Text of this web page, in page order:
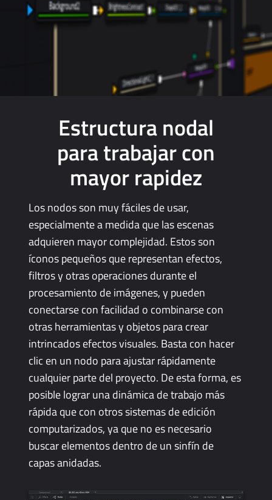
Estructura nodal
para trabajar con
mayor rapidez
Los nodos son muy fáciles de usar,
especialmente a medida que las escenas
adquieren mayor complejidad. Estos son
íconos pequeños que representan efectos,
filtros y otras operaciones durante el
procesamiento de imágenes, y pueden
conectarse con facilidad o combinarse con
otras herramientas y objetos para crear
intrincados efectos visuales. Basta con hacer
clic en un nodo para ajustar rápidamente
cualquier parte del proyecto. De esta forma, es
posible lograr una dinámica de trabajo más
rápida que con otros sistemas de edición
computarizados, ya que no es necesario
buscar elementos dentro de un sinfín de
capas anidadas.